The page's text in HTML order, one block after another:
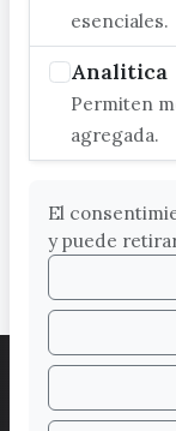
esenciales.
Analitica
Permiten
agregada.
El
y puede